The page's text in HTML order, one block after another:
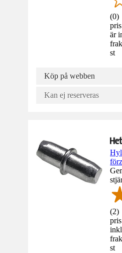
(0)
är
st
Köp på webben
Kan ej reserveras
(2)
st